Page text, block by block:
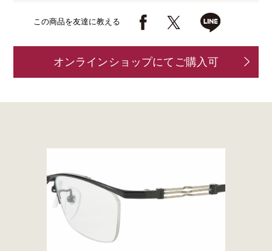
この商品を友達に教える
オンラインショップにてご購入可